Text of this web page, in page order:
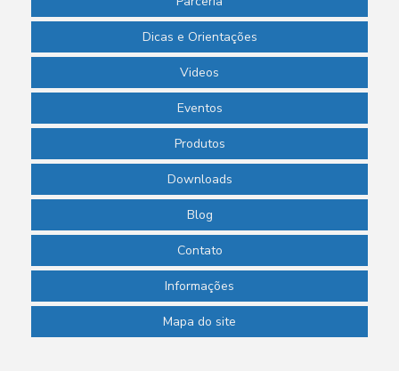
Dicas e Orientações
Videos
Eventos
Produtos
Downloads
Blog
Contato
Informações
Mapa do site